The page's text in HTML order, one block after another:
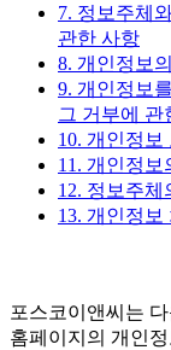
7. 정보주체
관한 사항
8. 개인정보
9. 개인정보
그 거부에 관
10. 개인정
11. 개인정보
12. 정보주
13. 개인정
포스코이앤씨는
홈페이지의 개인